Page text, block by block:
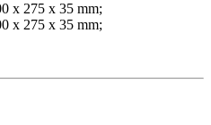
x 275 x 35 mm;
x 275 x 35 mm;
internas